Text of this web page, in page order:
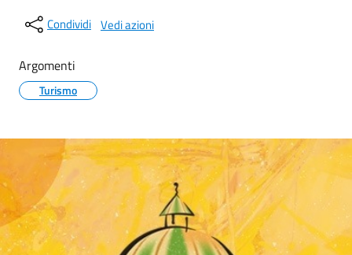
Condividi Vedi azioni
Argomenti
Turismo